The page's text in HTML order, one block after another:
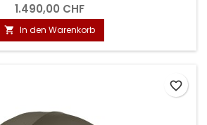
1.490,00 CHF
 In den Warenkorb
favorite_border